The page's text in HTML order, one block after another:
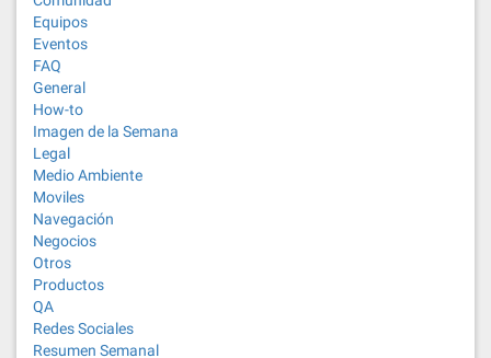
Equipos
Eventos
FAQ
General
How-to
Imagen de la Semana
Legal
Medio Ambiente
Moviles
Navegación
Negocios
Otros
Productos
QA
Redes Sociales
Resumen Semanal